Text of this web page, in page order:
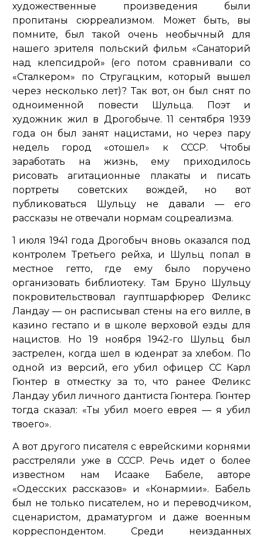
художественные произведения были
пропитаны сюрреализмом. Может быть, вы
помните, был такой очень необычный для
нашего зрителя польский фильм «Санаторий
над клепсидрой» (его потом сравнивали со
«Сталкером» по Стругацким, который вышел
через несколько лет)? Так вот, он был снят по
одноименной повести Шульца. Поэт и
художник жил в Дрогобыче. 11 сентября 1939
года он был занят нацистами, но через пару
недель город «отошел» к СССР. Чтобы
заработать на жизнь, ему приходилось
рисовать агитационные плакаты и писать
портреты советских вождей, но вот
публиковаться Шульцу не давали — его
рассказы не отвечали нормам соцреализма.
1 июля 1941 года Дрогобыч вновь оказался под
контролем Третьего рейха, и Шульц попал в
местное гетто, где ему было поручено
организовать библиотеку. Там Бруно Шульцу
покровительствовал гауптшарфюрер Феликс
Ландау — он расписывал стены на его вилле, в
казино гестапо и в школе верховой езды для
нацистов. Но 19 ноября 1942-го Шульц был
застрелен, когда шел в юденрат за хлебом. По
одной из версий, его убил офицер СС Карл
Гюнтер в отместку за то, что ранее Феликс
Ландау убил личного дантиста Гюнтера. Гюнтер
тогда сказал: «Ты убил моего еврея — я убил
твоего».
А вот другого писателя с еврейскими корнями
расстреляли уже в СССР. Речь идет о более
известном нам Исааке Бабеле, авторе
«Одесских рассказов» и «Конармии». Бабель
был не только писателем, но и переводчиком,
сценаристом, драматургом и даже военным
корреспондентом. Среди неизданных